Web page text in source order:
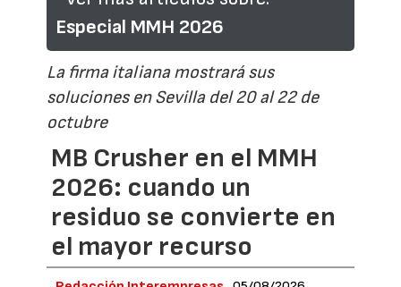
Especial MMH 2026
La firma italiana mostrará sus
soluciones en Sevilla del 20 al 22 de
octubre
MB Crusher en el MMH
2026: cuando un
residuo se convierte en
el mayor recurso